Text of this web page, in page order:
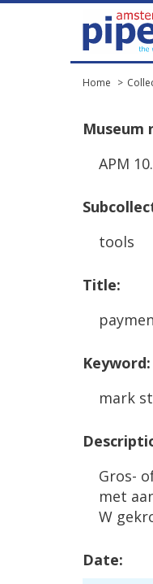
Home
Museum
APM 10.
tools
Title:
Keyword:
mark
Gros-
met
W
Date: